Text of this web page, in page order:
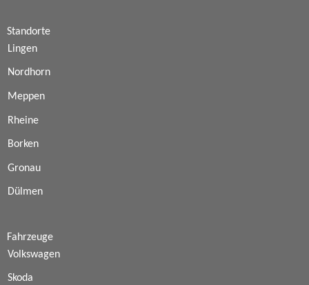
Standorte
Lingen
Nordhorn
Meppen
Rheine
Borken
Gronau
Dülmen
Fahrzeuge
Volkswagen
Skoda